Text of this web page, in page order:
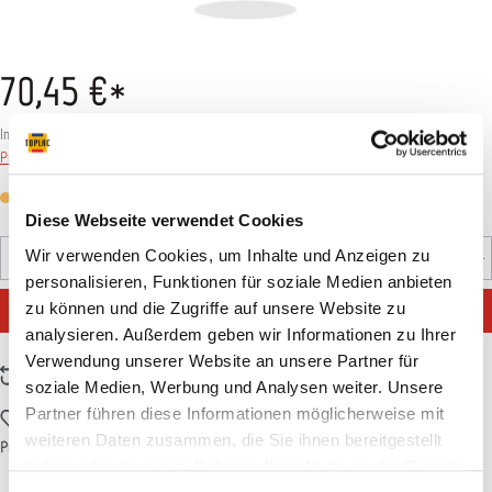
Diese Webseite verwendet Cookies
Wir verwenden Cookies, um Inhalte und Anzeigen zu
personalisieren, Funktionen für soziale Medien anbieten
zu können und die Zugriffe auf unsere Website zu
analysieren. Außerdem geben wir Informationen zu Ihrer
Verwendung unserer Website an unsere Partner für
soziale Medien, Werbung und Analysen weiter. Unsere
Partner führen diese Informationen möglicherweise mit
weiteren Daten zusammen, die Sie ihnen bereitgestellt
70,45 €*
Inhalt:1 Stück
Preise inkl. MwSt. zzgl. Versandkosten
Produkt Anzahl: Gib den gewünschten Wert ein oder
IN DEN WARENKORB
Zum Vergleich hinzufügen
Zum Merkzettel hinzufügen
Produktnummer: T002522